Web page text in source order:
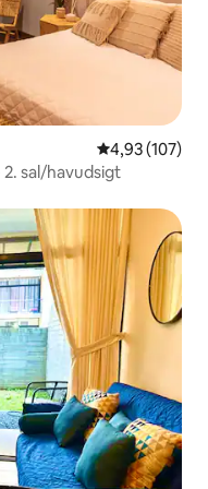
4,93 ud af 5 i
4,93 (107)
sal/havudsigt